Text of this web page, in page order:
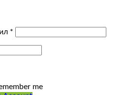
*
me